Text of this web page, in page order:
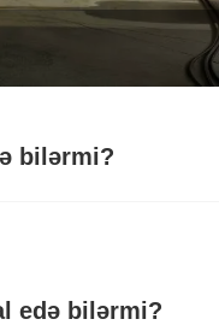
bilərmi?
edə bilərmi?